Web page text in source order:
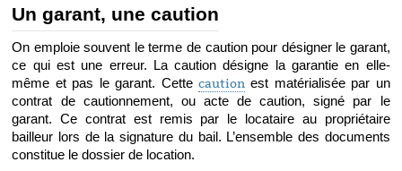
Un garant, une caution
On emploie souvent le terme de caution pour désigner le garant,
ce qui est une erreur. La caution désigne la garantie en elle-
même et pas le garant. Cette caution est matérialisée par un
contrat de cautionnement, ou acte de caution, signé par le
garant. Ce contrat est remis par le locataire au propriétaire
bailleur lors de la signature du bail. L’ensemble des documents
constitue le dossier de location.